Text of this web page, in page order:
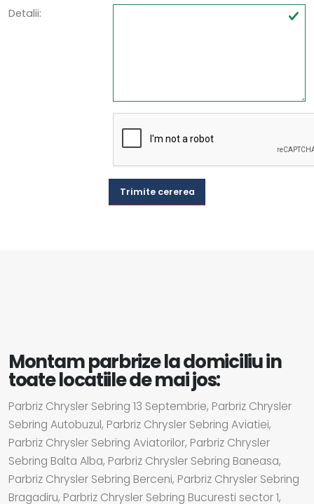
Detalii:
Trimite cererea
Montam parbrize la domiciliu in
toate locatiile de mai jos:
Parbriz Chrysler Sebring 13 Septembrie, Parbriz Chrysler
Sebring Autobuzul, Parbriz Chrysler Sebring Aviatiei,
Parbriz Chrysler Sebring Aviatorilor, Parbriz Chrysler
Sebring Balta Alba, Parbriz Chrysler Sebring Baneasa,
Parbriz Chrysler Sebring Berceni, Parbriz Chrysler Sebring
Bragadiru, Parbriz Chrysler Sebring Bucuresti sector 1,